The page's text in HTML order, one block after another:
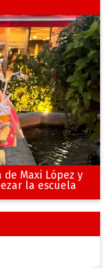
Maxi López y
la escuela